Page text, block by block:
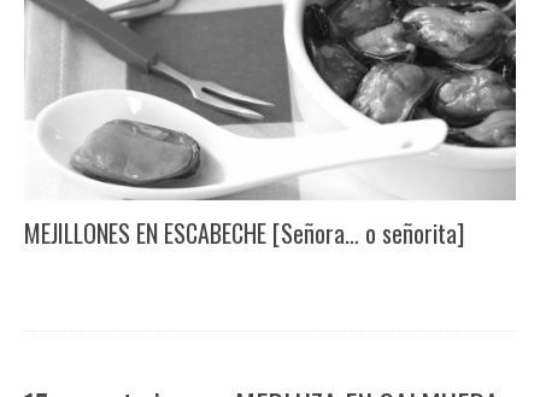
MEJILLONES EN ESCABECHE [Señora… o señorita]